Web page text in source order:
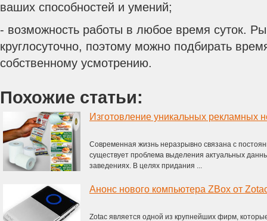
ваших способностей и умений;
- возможность работы в любое время суток.
круглосуточно, поэтому можно подбирать
собственному усмотрению.
Похожие статьи:
Современная жизнь неразрывно связана с
существует проблема выделения актуальных
заведениях. В целях придания ...
Анонс нового компьютера ZBox от
Zotac является одной из крупнейших фирм,